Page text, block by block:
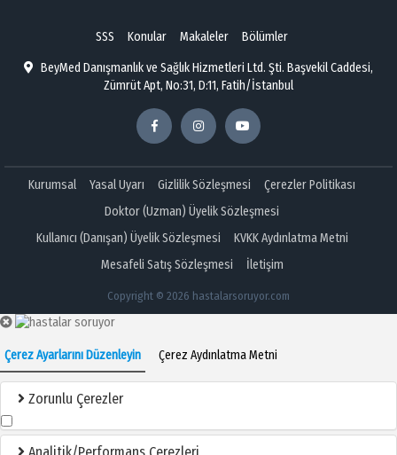
SSS Konular Makaleler Bölümler
BeyMed Danışmanlık ve Sağlık Hizmetleri Ltd. Şti. Başvekil Caddesi,
Zümrüt Apt, No:31, D:11, Fatih/İstanbul
Kurumsal Yasal Uyarı Gizlilik Sözleşmesi
Çerezler Politikası
Doktor (Uzman) Üyelik Sözleşmesi
Kullanıcı (Danışan) Üyelik Sözleşmesi
KVKK Aydınlatma Metni
Mesafeli Satış Sözleşmesi
İletişim
Copyright © 2026 hastalarsoruyor.com
Çerez Ayarlarını Düzenleyin Çerez Aydınlatma Metni
Zorunlu Çerezler